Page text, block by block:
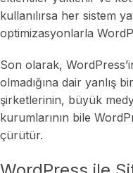
kullanılırsa her sistem
optimizasyonlarla
Son olarak,
olmadığına dair yanlış
şirketlerinin, büyük
kurumlarının bile
çürütür.